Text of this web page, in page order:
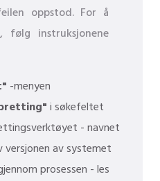
oppstod. For å
følg instruksjonene
-menyen
i søkefeltet
- navnet
versjonen av systemet
prosessen - les